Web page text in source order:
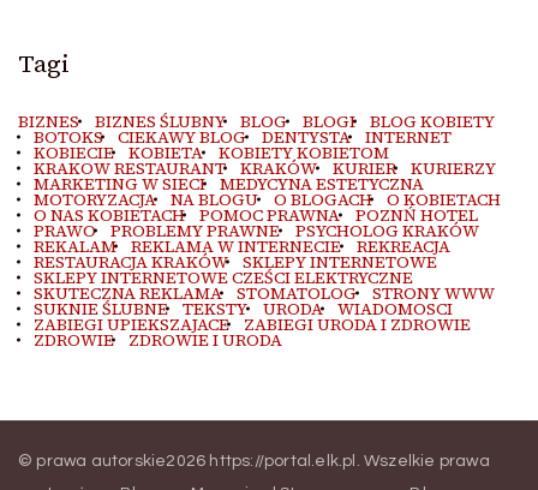
Tagi
BIZNES BIZNES ŚLUBNY BLOG BLOGI BLOG KOBIETY
BOTOKS CIEKAWY BLOG DENTYSTA INTERNET
KOBIECIE KOBIETA KOBIETY KOBIETOM
KRAKOW RESTAURANT KRAKÓW KURIER KURIERZY
MARKETING W SIECI MEDYCYNA ESTETYCZNA
MOTORYZACJA NA BLOGU O BLOGACH O KOBIETACH
O NAS KOBIETACH POMOC PRAWNA POZNŃ HOTEL
PRAWO PROBLEMY PRAWNE PSYCHOLOG KRAKÓW
REKALAM REKLAMA W INTERNECIE REKREACJA
RESTAURACJA KRAKÓW SKLEPY INTERNETOWE
SKLEPY INTERNETOWE CZEŚCI ELEKTRYCZNE
SKUTECZNA REKLAMA STOMATOLOG STRONY WWW
SUKNIE ŚLUBNE TEKSTY URODA WIADOMOSCI
ZABIEGI UPIEKSZAJACE ZABIEGI URODA I ZDROWIE
ZDROWIE ZDROWIE I URODA
© prawa autorskie2026 https://portal.elk.pl . Wszelkie prawa